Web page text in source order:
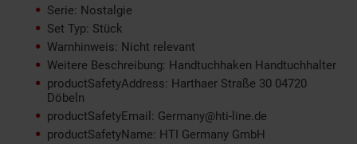
Serie: Nostalgie
Set Typ: Stück
Warnhinweis: Nicht relevant
Weitere Beschreibung: Handtuchhaken Handtuchhalter
productSafetyAddress: Harthaer Straße 30 04720
Döbeln
productSafetyEmail: Germany@hti-line.de
productSafetyName: HTI Germany GmbH